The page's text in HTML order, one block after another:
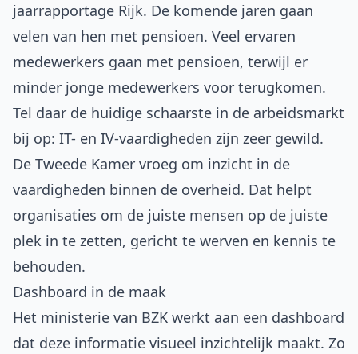
jaarrapportage Rijk. De komende jaren gaan
velen van hen met pensioen. Veel ervaren
medewerkers gaan met pensioen, terwijl er
minder jonge medewerkers voor terugkomen.
Tel daar de huidige schaarste in de arbeidsmarkt
bij op: IT- en IV-vaardigheden zijn zeer gewild.
De Tweede Kamer vroeg om inzicht in de
vaardigheden binnen de overheid. Dat helpt
organisaties om de juiste mensen op de juiste
plek in te zetten, gericht te werven en kennis te
behouden.
Dashboard in de maak
Het ministerie van BZK werkt aan een dashboard
dat deze informatie visueel inzichtelijk maakt. Zo